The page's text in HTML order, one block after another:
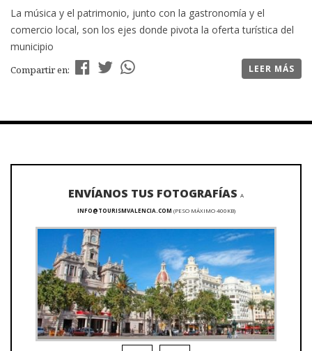
La música y el patrimonio, junto con la gastronomía y el
comercio local, son los ejes donde pivota la oferta turística del
municipio
Compartir en: LEER MÁS
ENVÍANOS TUS FOTOGRAFÍAS A
INFO@TOURISMVALENCIA.COM (PESO MÁXIMO 400KB)